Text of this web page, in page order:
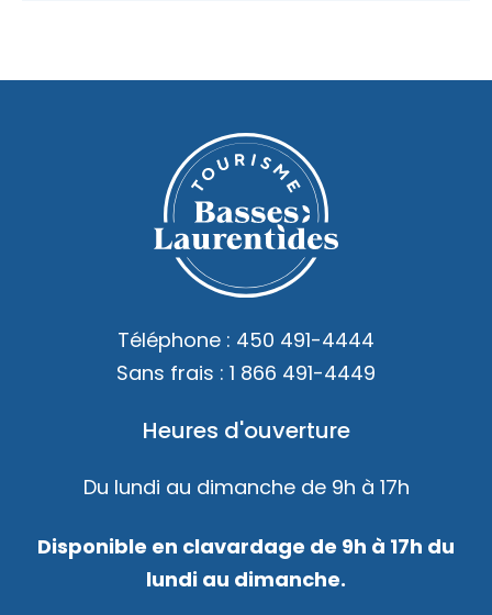
Téléphone : 450 491-4444
Sans frais : 1 866 491-4449
Heures d'ouverture
Du lundi au dimanche de 9h à 17h
Disponible en clavardage de 9h à 17h du
lundi au dimanche.